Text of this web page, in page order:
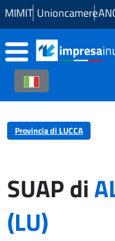
Skip to Main Content
MIMIT Unioncamere
Provincia di LUCCA
SUAP di
(LU)